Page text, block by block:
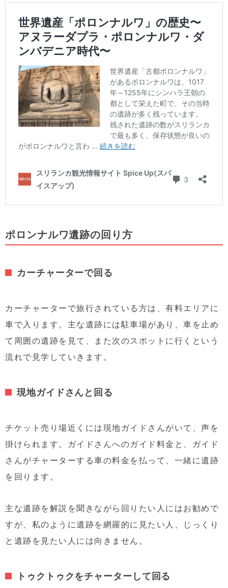
ポロンナルワ遺跡の回り方
カーチャーターで回る
カーチャーターで旅行されている方は、有料エリアに
車で入ります。主な遺跡には駐車場があり、車を止め
て周囲の遺跡を見て、また次のスポットに行くという
流れで見学していきます。
現地ガイドさんと回る
チケット売り場近くには現地ガイドさんがいて、声を
掛けられます。ガイドさんへのガイド料金と、ガイド
さんがチャーターする車の料金を払って、一緒に遺跡
を回ります。
主な遺跡を解説を聞きながら回りたい人にはお勧めで
すが、私のように遺跡を網羅的に見たい人、じっくり
と遺跡を見たい人には向きません。
トゥクトゥクをチャーターして回る